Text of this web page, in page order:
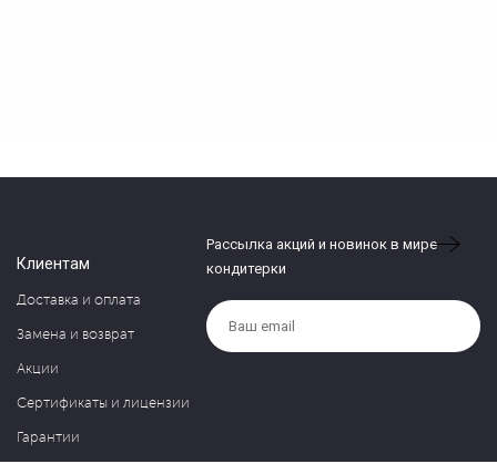
Клиентам
Доставка и оплата
Замена и возврат
Акции
Сертификаты и лицензии
Гарантии
Рассылка акций и новинок в мире
кондитерки